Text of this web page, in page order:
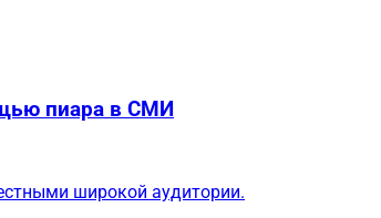
пиара в СМИ
широкой аудитории.